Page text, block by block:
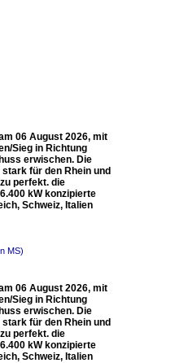
06 August 2026, mit
Sieg in Richtung
erwischen. Die
für den Rhein und
perfekt. die
kW konzipierte
Schweiz, Italien
MS)
06 August 2026, mit
Sieg in Richtung
erwischen. Die
für den Rhein und
perfekt. die
kW konzipierte
Schweiz, Italien